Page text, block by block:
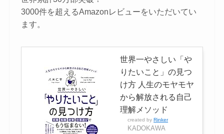
3000件を超えるAmazonレビューをいただいてい
ます。
世界一やさしい「や
りたいこと」の見つ
け方 人生のモヤモヤ
から解放される自己
理解メソッド
created byRinker
KADOKAWA